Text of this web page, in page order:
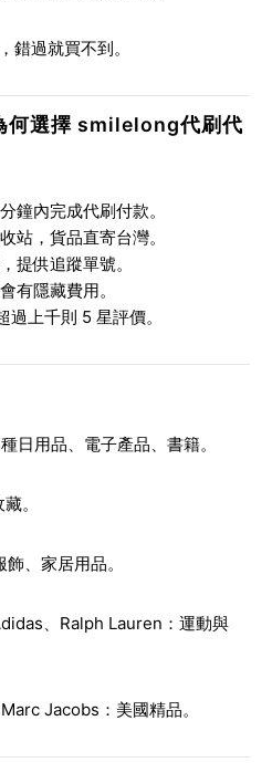
錯過就買不到。
何選擇 smilelong代刷代
鐘內完成代刷付款。
站，貨品直寄台灣。
提供追蹤單號。
有隱藏費用。
過上千則 5 星評價。
種日用品、電子產品、書籍。
。
、家居用品。
、Ralph Lauren ：運動與
Jacobs ：美國精品。